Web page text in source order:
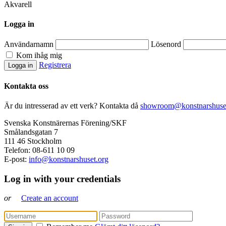
Akvarell
Logga in
Användarnamn
Lösenord
Kom ihåg mig
Registrera
Kontakta oss
Är du intresserad av ett verk? Kontakta då
Svenska Konstnärernas Förening/SKF
Smålandsgatan 7
111 46 Stockholm
Telefon: 08-611 10 09
E-post: info@konstnarshuset.org
Log in with your credentials
or Create an account